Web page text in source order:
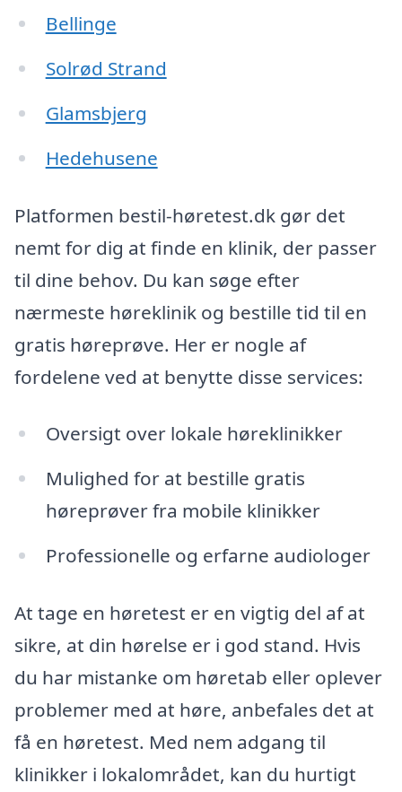
Bellinge
Solrød Strand
Glamsbjerg
Hedehusene
Platformen bestil-høretest.dk gør det
nemt for dig at finde en klinik, der passer
til dine behov. Du kan søge efter
nærmeste høreklinik og bestille tid til en
gratis høreprøve. Her er nogle af
fordelene ved at benytte disse services:
Oversigt over lokale høreklinikker
Mulighed for at bestille gratis
høreprøver fra mobile klinikker
Professionelle og erfarne audiologer
At tage en høretest er en vigtig del af at
sikre, at din hørelse er i god stand. Hvis
du har mistanke om høretab eller oplever
problemer med at høre, anbefales det at
få en høretest. Med nem adgang til
klinikker i lokalområdet, kan du hurtigt